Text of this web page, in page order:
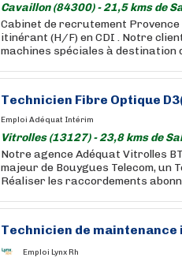
Cavaillon (84300) - 21,5 kms de
Cabinet de recrutement
itinérant (H/F) en CDI . Notre
machines spéciales à destination
Technicien Fibre Optique
Emploi Adéquat Intérim
Vitrolles (13127) - 23,8 kms de
Notre agence Adéquat Vitrolles
majeur de Bouygues Telecom, un
Réaliser les raccordements
Technicien de
Emploi Lynx Rh